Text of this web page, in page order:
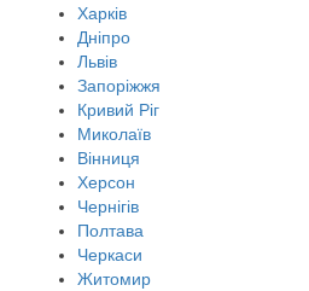
Харків
Дніпро
Львів
Запоріжжя
Кривий Ріг
Миколаїв
Вінниця
Херсон
Чернігів
Полтава
Черкаси
Житомир